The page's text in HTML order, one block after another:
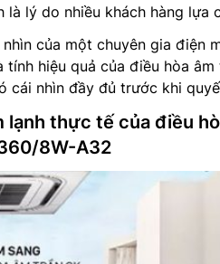
là lý do nhiều khách hàng lựa
của một chuyên gia điện
tính hiệu quả của điều hòa âm
cái nhìn đầy đủ trước khi
lạnh thực tế của điều
8W-A32